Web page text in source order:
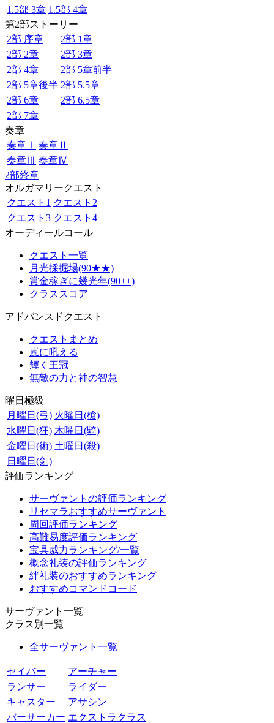
1.5部 3章 1.5部 4章
第2部ストーリー
2部 序章
2部 1章
2部 2章
2部 3章
2部 4章
2部 5章前半
2部 5章後半 2部 5.5章
2部 6章
2部 6.5章
2部 7章
奏章
奏章Ⅰ
奏章Ⅱ
奏章Ⅲ 奏章Ⅳ
2部終章
オルガマリークエスト
クエスト1 クエスト2
クエスト3 クエスト4
オーディールコール
クエスト一覧
月光採掘場(90★★)
賞金稼ぎに幾光年(90++)
クラススコア
アドバンスドクエスト
クエストまとめ
嵐に吼える
輝く王冠
無敵の力と神の智慧
曜日極級
月曜日(弓) 火曜日(槍)
水曜日(狂) 木曜日(騎)
金曜日(術) 土曜日(殺)
日曜日(剣)
評価ランキング
サーヴァントの評価ランキング
リセマラおすすめサーヴァント
周回評価ランキング
高難易度評価ランキング
宝具威力ランキング/一覧
概念礼装の評価ランキング
絆礼装のおすすめランキング
おすすめコマンドコード
サーヴァント一覧
クラス別一覧
全サーヴァント一覧
セイバー
アーチャー
ランサー
ライダー
キャスター
アサシン
バーサーカー エクストラクラス